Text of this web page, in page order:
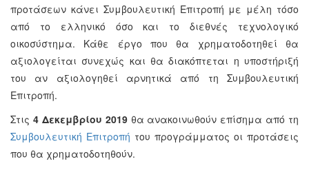
προτάσεων κάνει Συμβουλευτική Επιτροπή με μέλη τόσο
από το ελληνικό όσο και το διεθνές τεχνολογικό
οικοσύστημα. Κάθε έργο που θα χρηματοδοτηθεί θα
αξιολογείται συνεχώς και θα διακόπτεται η υποστήριξή
του αν αξιολογηθεί αρνητικά από τη Συμβουλευτική
Επιτροπή.
Στις 4 Δεκεμβρίου 2019θα ανακοινωθούν επίσημα από τη
Συμβουλευτική Επιτροπή του προγράμματος οι προτάσεις
που θα χρηματοδοτηθούν.